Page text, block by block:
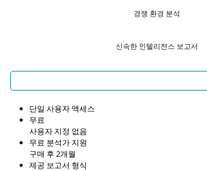
경쟁 환경 분석
신속한 인텔리전스 보고서
단일 사용자 액세스
무료
사용자 지정 없음
무료 분석가 지원
구매 후 2개월
제공 보고서 형식